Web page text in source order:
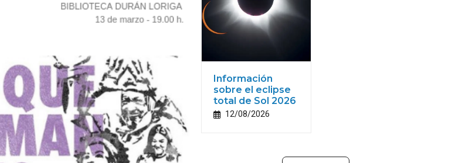
Información
sobre el eclipse
total de Sol 2026
12/08/2026